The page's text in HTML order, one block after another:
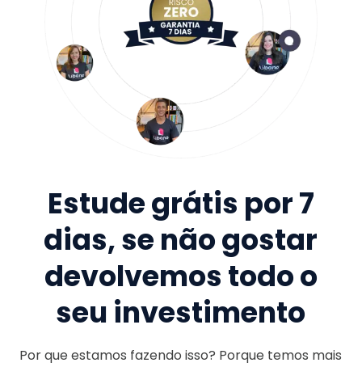
Estude grátis por 7
dias, se não gostar
devolvemos todo o
seu investimento
Por que estamos fazendo isso? Porque temos mais